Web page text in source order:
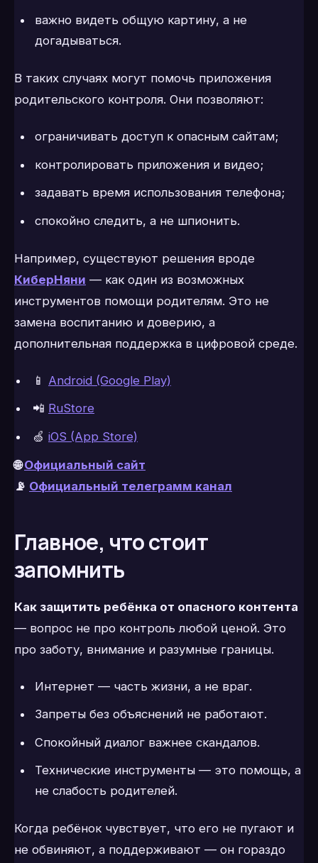
важно видеть общую картину, а не
догадываться.
В таких случаях могут помочь приложения
родительского контроля. Они позволяют:
ограничивать доступ к опасным сайтам;
контролировать приложения и видео;
задавать время использования телефона;
спокойно следить, а не шпионить.
Например, существуют решения вроде
КиберНяни — как один из возможных
инструментов помощи родителям. Это не
замена воспитанию и доверию, а
дополнительная поддержка в цифровой среде.
📱 Android (Google Play)
📲 RuStore
🍏 iOS (App Store)
🌐Официальный сайт
📡 Официальный телеграмм канал
Главное, что стоит
запомнить
Как защитить ребёнка от опасного контента
— вопрос не про контроль любой ценой. Это
про заботу, внимание и разумные границы.
Интернет — часть жизни, а не враг.
Запреты без объяснений не работают.
Спокойный диалог важнее скандалов.
Технические инструменты — это помощь, а
не слабость родителей.
Когда ребёнок чувствует, что его не пугают и
не обвиняют, а поддерживают — он гораздо